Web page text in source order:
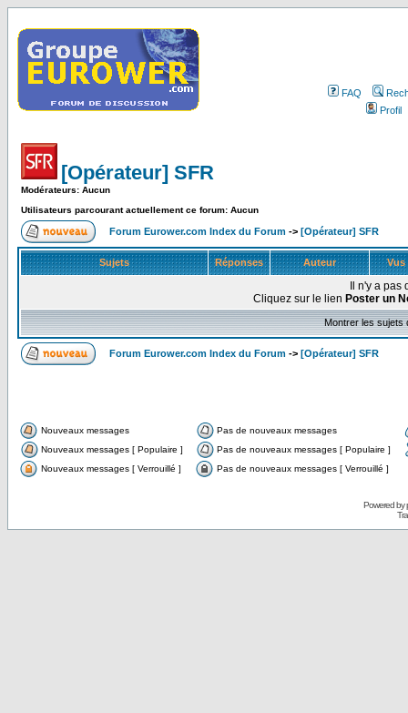
FAQ
Profil
[Opérateur] SFR
Modérateurs: Aucun
Utilisateurs parcourant actuellement ce forum: Aucun
Forum Eurower.com Index du Forum -> [Opérateur] SFR
Sujets Réponses Auteur Vus
Il n'y a
Cliquez sur le lien Poster un
Montrer les sujets
Forum Eurower.com Index du Forum -> [Opérateur] SFR
Nouveaux messages
Pas de nouveaux messages
Nouveaux messages [ Populaire ]
Pas de nouveaux messages [ Populaire ]
Nouveaux messages [ Verrouillé ]
Pas de nouveaux messages [ Verrouillé ]
Powered by